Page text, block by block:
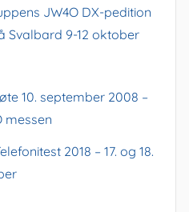
JW4O DX-pedition
Svalbard 9-12 oktober
10. september 2008 –
messen
2018 – 17. og 18.